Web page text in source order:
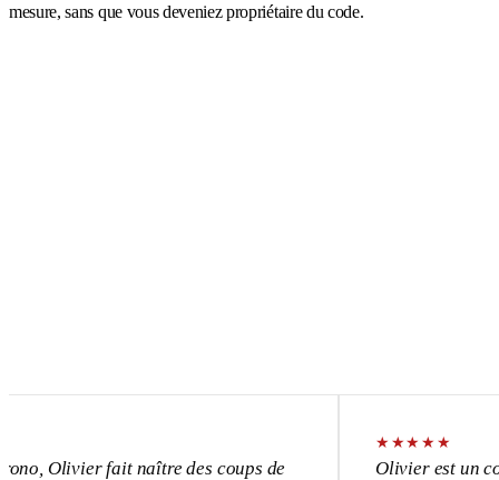
mesure, sans que vous deveniez propriétaire du code.
fait naître des coups de
★
Olivier est un